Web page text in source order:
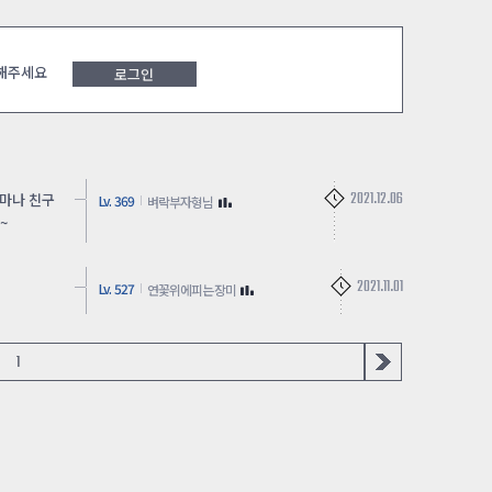
주세요 로그인
나 친구
Lv. 369 벼락부자형님 2021.12.06
Lv. 527 연꽃위에피는장미 2021.11.01
1